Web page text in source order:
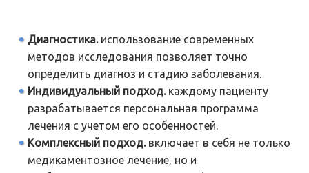
Диагностика.использование современных
методов исследования позволяет точно
определить диагноз и стадию заболевания.
Индивидуальный подход.каждому пациенту
разрабатывается персональная программа
лечения с учетом его особенностей.
Комплексный подход.включает в себя не только
медикаментозное лечение, но и